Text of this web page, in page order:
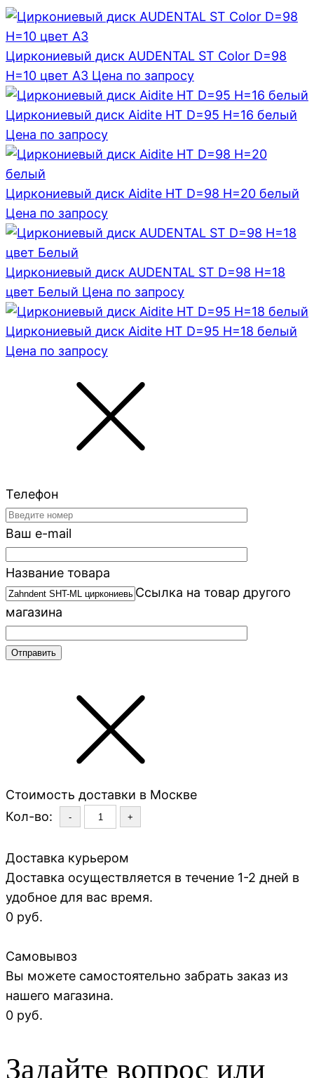
Циркониевый диск AUDENTAL ST Color D=98
H=10 цвет A3 Цена по запросу
Циркониевый диск Aidite HT D=95 H=16 белый
Цена по запросу
Циркониевый диск Aidite HT D=98 H=20 белый
Цена по запросу
Циркониевый диск AUDENTAL ST D=98 H=18
цвет Белый Цена по запросу
Циркониевый диск Aidite HT D=95 H=18 белый
Цена по запросу
Телефон
Ваш e-mail
Название товара
Ссылка на товар другого
магазина
Стоимость доставки в Москве
Кол-во:
- +
Доставка курьером
Доставка осуществляется в течение 1-2 дней в
удобное для вас время.
0 руб.
Самовывоз
Вы можете самостоятельно забрать заказ из
нашего магазина.
0 руб.
Задайте вопрос или